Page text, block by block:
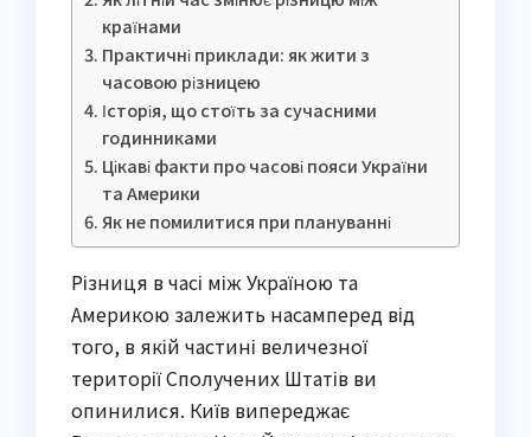
країнами
Практичні приклади: як жити з
часовою різницею
Історія, що стоїть за сучасними
годинниками
Цікаві факти про часові пояси України
та Америки
Як не помилитися при плануванні
Різниця в часі між Україною та
Америкою залежить насамперед від
того, в якій частині величезної
території Сполучених Штатів ви
опинилися. Київ випереджає